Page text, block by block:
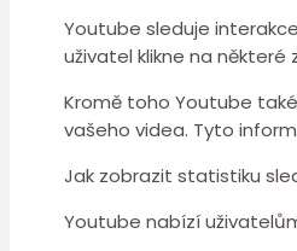
Youtube sleduje
uživatel klikne na
Kromě toho Youtube
vašeho videa. Tyto
Jak zobrazit statistiku
Youtube nabízí